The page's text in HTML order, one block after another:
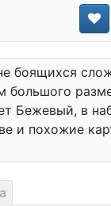
боящихся
большого
Бежевый, в
и похожие